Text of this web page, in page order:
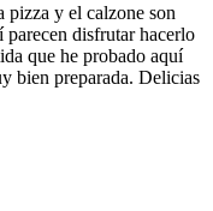
pizza y el calzone son
parecen disfrutar hacerlo
que he probado aquí
bien preparada. Delicias